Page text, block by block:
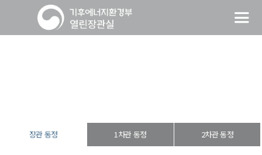
장관 동정 1차관 동정 2차관 동정